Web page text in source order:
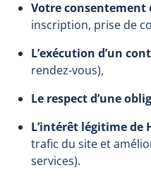
Votre consentement
inscription, prise de
L’exécution d’un
rendez-vous),
Le respect d’une
L’intérêt légitime de
trafic du site et
services).